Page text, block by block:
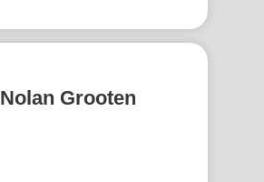
Nolan Grooten